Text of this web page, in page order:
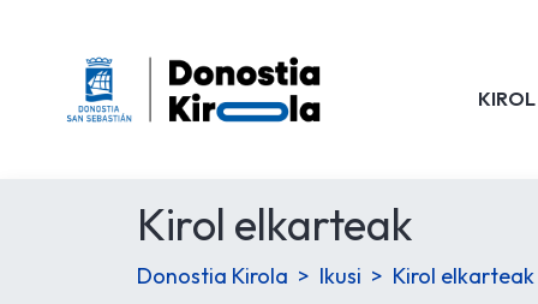
Kirol elkarteak
Donostia Kirola Ikusi Kirol elkarteak